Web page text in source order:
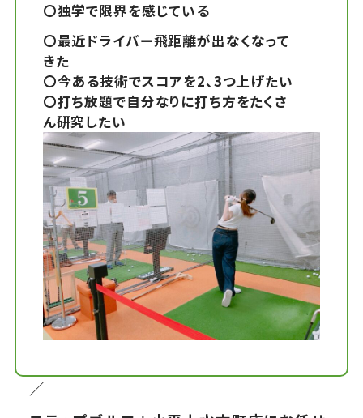
〇独学で限界を感じている
〇最近ドライバー飛距離が出なくなって
きた
〇今ある技術でスコアを2、3つ上げたい
〇打ち放題で自分なりに打ち方をたくさ
ん研究したい
／